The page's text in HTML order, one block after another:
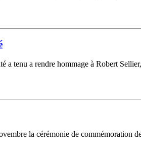
tenu a rendre hommage à Robert
la cérémonie de